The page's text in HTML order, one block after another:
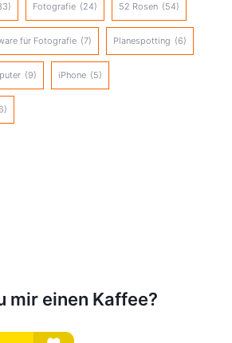
Fotografie (24) 52 Rosen (54)
für Fotografie (7) Planespotting (6)
(9) iPhone (5)
mir einen Kaffee?